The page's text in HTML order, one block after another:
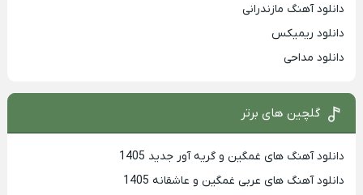
دانلود آهنگ مازندرانی
دانلود ریمیکس
دانلود مداحی
گلچین های برتر
دانلود آهنگ های غمگین و گریه آور جدید 1405
دانلود آهنگ های عربی غمگین و عاشقانه 1405